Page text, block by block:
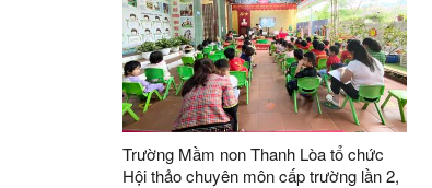
Trường Mầm non Thanh Lòa tổ chức
Hội thảo chuyên môn cấp trường lần 2,